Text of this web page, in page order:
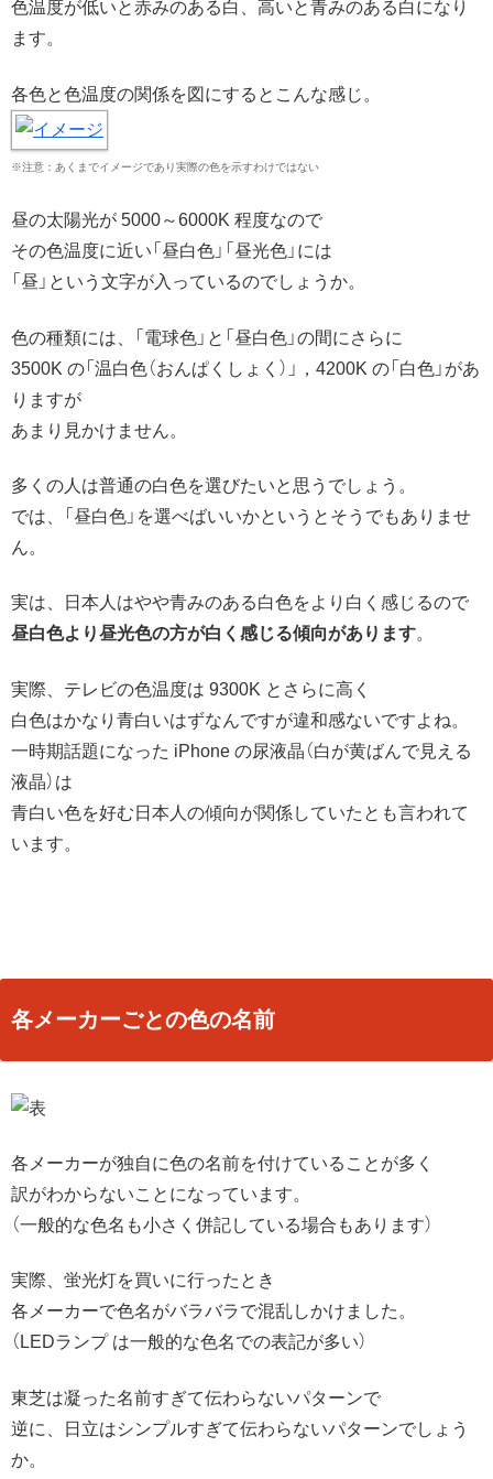
色温度が低いと赤みのある白、高いと青みのある白になり
ます。
各色と色温度の関係を図にするとこんな感じ。
※注意：あくまでイメージであり実際の色を示すわけではない
昼の太陽光が 5000～6000K 程度なので
その色温度に近い「昼白色」「昼光色」には
「昼」という文字が入っているのでしょうか。
色の種類には、「電球色」と「昼白色」の間にさらに
3500K の「温白色（おんぱくしょく）」，4200K の「白色」があ
りますが
あまり見かけません。
多くの人は普通の白色を選びたいと思うでしょう。
では、「昼白色」を選べばいいかというとそうでもありませ
ん。
実は、日本人はやや青みのある白色をより白く感じるので
昼白色より昼光色の方が白く感じる傾向があります。
実際、テレビの色温度は 9300K とさらに高く
白色はかなり青白いはずなんですが違和感ないですよね。
一時期話題になった iPhone の尿液晶（白が黄ばんで見える
液晶）は
青白い色を好む日本人の傾向が関係していたとも言われて
います。
各メーカーごとの色の名前
各メーカーが独自に色の名前を付けていることが多く
訳がわからないことになっています。
（一般的な色名も小さく併記している場合もあります）
実際、蛍光灯を買いに行ったとき
各メーカーで色名がバラバラで混乱しかけました。
（LEDランプ は一般的な色名での表記が多い）
東芝は凝った名前すぎて伝わらないパターンで
逆に、日立はシンプルすぎて伝わらないパターンでしょう
か。